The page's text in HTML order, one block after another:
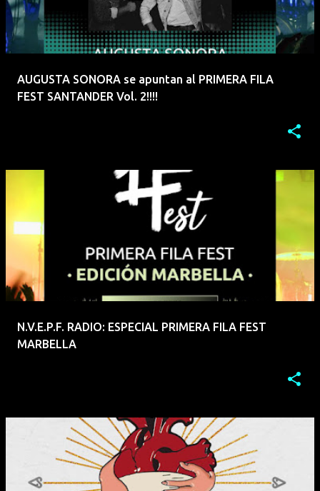
AUGUSTA SONORA se apuntan al PRIMERA FILA
FEST SANTANDER Vol. 2!!!!
N.V.E.P.F. RADIO: ESPECIAL PRIMERA FILA FEST
MARBELLA